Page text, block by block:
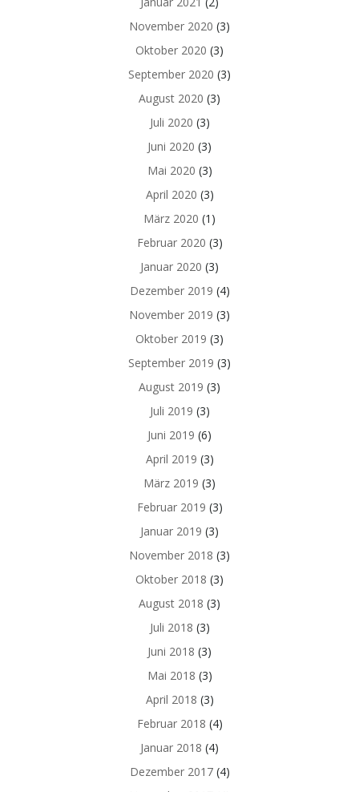
November 2020 (3)
Oktober 2020 (3)
September 2020 (3)
August 2020 (3)
Juli 2020 (3)
Juni 2020 (3)
Mai 2020 (3)
April 2020 (3)
März 2020 (1)
Februar 2020 (3)
Januar 2020 (3)
Dezember 2019 (4)
November 2019 (3)
Oktober 2019 (3)
September 2019 (3)
August 2019 (3)
Juli 2019 (3)
Juni 2019 (6)
April 2019 (3)
März 2019 (3)
Februar 2019 (3)
Januar 2019 (3)
November 2018 (3)
Oktober 2018 (3)
August 2018 (3)
Juli 2018 (3)
Juni 2018 (3)
Mai 2018 (3)
April 2018 (3)
Februar 2018 (4)
Januar 2018 (4)
Dezember 2017(4)